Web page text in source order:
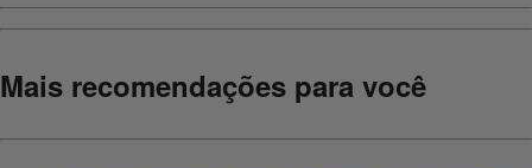
Mais recomendações para você